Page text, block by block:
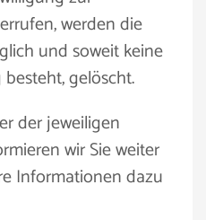
werden die
und soweit keine
gelöscht.
der jeweiligen
wir Sie weiter
Informationen dazu